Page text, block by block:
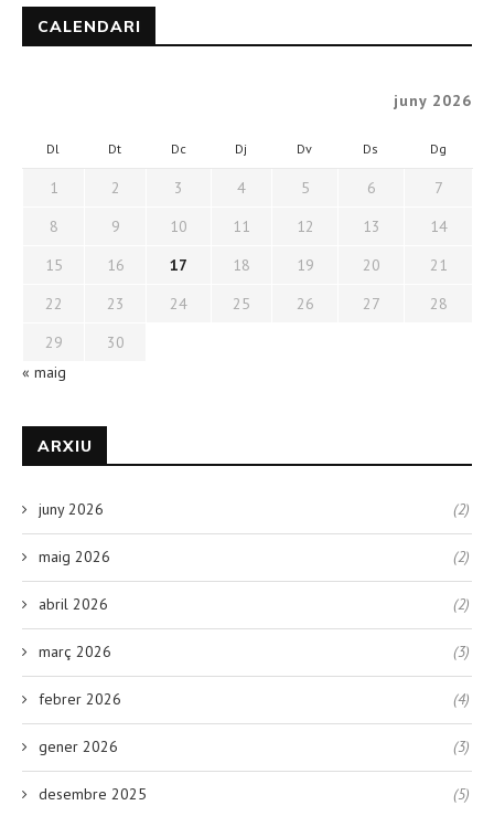
CALENDARI
juny 2026
Dl Dt Dc Dj Dv Ds Dg
1 2 3 4 5 6
7
8
9 10 11 12 13
14
15
16 17 18 19 20
21
22
23 24 25 26 27
28
29
30
« maig
ARXIU
juny 2026 (2)
maig 2026 (2)
abril 2026 (2)
març 2026 (3)
febrer 2026 (4)
gener 2026 (3)
desembre 2025 (5)